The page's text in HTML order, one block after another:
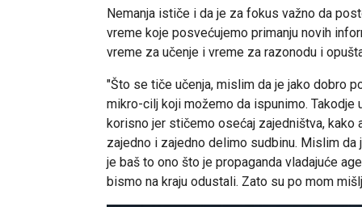
Nemanja ističe i da je za fokus važno da
vreme koje posvećujemo primanju novih
vreme za učenje i vreme za razonodu i
"Što se tiče učenja, mislim da je jako dobro
mikro-cilj koji možemo da ispunimo.
korisno jer stičemo osećaj zajedništva,
zajedno i zajedno delimo sudbinu. Mislim
je baš to ono što je propaganda vladajuće
bismo na kraju odustali. Zato su po mom